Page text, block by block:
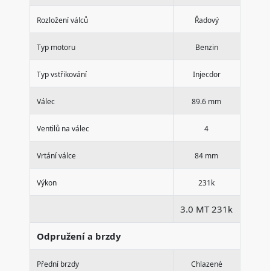
Rozložení válců Řadový
Typ motoru Benzin
Typ vstřikování Injecdor
Válec 89.6 mm
Ventilů na válec 4
Vrtání válce 84 mm
Výkon 231k
3.0 MT 231k
Odpružení a brzdy
Přední brzdy
Chlazené